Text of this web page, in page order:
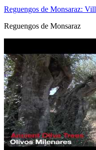
Reguengos de Monsaraz:
Reguengos de Monsaraz